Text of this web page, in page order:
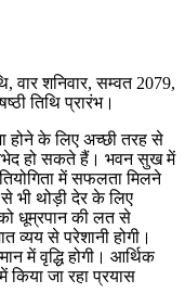
वार शनिवार, सम्वत 2079,
तिथि प्रारंभ।
के लिए अच्छी तरह से
हो सकते हैं। भवन सुख में
में सफलता मिलने
भी थोड़ी देर के लिए
धूम्रपान की लत से
व्यय से परेशानी होगी।
में वृद्धि होगी। आर्थिक
किया जा रहा प्रयास